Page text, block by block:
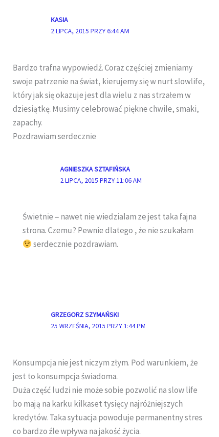
KASIA
2 LIPCA, 2015 PRZY 6:44 AM
Bardzo trafna wypowiedź. Coraz częściej zmieniamy
swoje patrzenie na świat, kierujemy się w nurt slowlife,
który jak się okazuje jest dla wielu z nas strzałem w
dziesiątkę. Musimy celebrować piękne chwile, smaki,
zapachy.
Pozdrawiam serdecznie
AGNIESZKA SZTAFIŃSKA
2 LIPCA, 2015 PRZY 11:06 AM
Świetnie – nawet nie wiedzialam ze jest taka fajna
strona. Czemu? Pewnie dlatego , że nie szukałam
serdecznie pozdrawiam.
GRZEGORZ SZYMAŃSKI
25 WRZEŚNIA, 2015 PRZY 1:44 PM
Konsumpcja nie jest niczym złym. Pod warunkiem, że
jest to konsumpcja świadoma.
Duża część ludzi nie może sobie pozwolić na slow life
bo mają na karku kilkaset tysięcy najróżniejszych
kredytów. Taka sytuacja powoduje permanentny stres
co bardzo źle wpływa na jakość życia.